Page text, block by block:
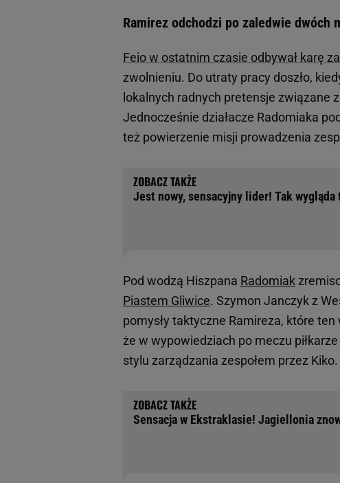
Ramirez odchodzi po zaledwie dwóch
Feio w ostatnim czasie odbywał karę
zwolnieniu. Do utraty pracy doszło,
lokalnych radnych pretensje związane
Jednocześnie działacze Radomiaka
też powierzenie misji prowadzenia
Jest nowy, sensacyjny lider! Tak
Pod wodzą Hiszpana Radomiak
Piastem Gliwice. Szymon Janczyk z
pomysły taktyczne Ramireza, które
że w wypowiedziach po meczu
stylu zarządzania zespołem przez Kiko.
Sensacja w Ekstraklasie! Jagiellonia